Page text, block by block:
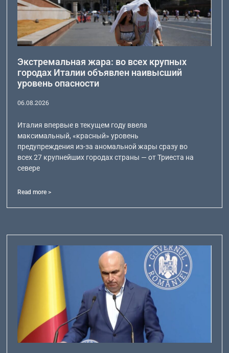
Экстремальная жара: во всех крупных
городах Италии объявлен наивысший
уровень опасности
06.08.2026
Италия впервые в текущем году ввела
максимальный, «красный» уровень
предупреждения из-за аномальной жары сразу во
всех 27 крупнейших городах страны — от Триеста на
севере
Read more >